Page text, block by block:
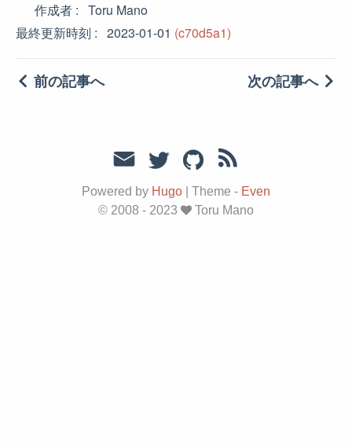
作成者
Toru Mano
最終更新時刻
2023-01-01 (c70d5a1)
前の記事へ 次の記事へ
Powered by Hugo Theme - Even
© 2008 - 2023
Toru Mano